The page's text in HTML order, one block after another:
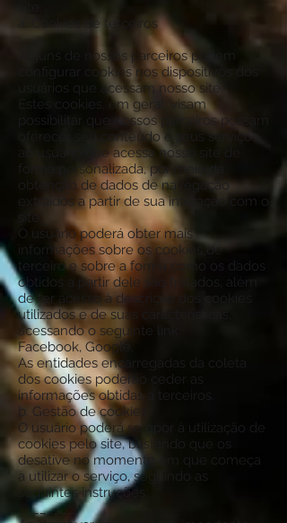
a. Cookies de terceiros
Alguns de nossos parceiros podem
configurar cookies nos dispositivos dos
usuários que acessam nosso site.
Estes cookies, em geral, visam
possibilitar que nossos parceiros possam
oferecer seu conteúdo e seus serviços
ao usuário que acessa nosso site de
forma personalizada, por meio da
obtenção de dados de navegação
extraídos a partir de sua interação com o
site.
O usuário poderá obter mais
informações sobre os cookies de
terceiro e sobre a forma como os dados
obtidos a partir dele são tratados, além
de ter acesso à descrição dos cookies
utilizados e de suas características,
acessando o seguinte link:
Facebook, Google,
As entidades encarregadas da coleta
dos cookies poderão ceder as
informações obtidas a terceiros.
b. Gestão de cookies
O usuário poderá se opor à utilização de
cookies pelo site, bastando que os
desative no momento em que começa
a utilizar o serviço, seguindo as
seguintes instruções:
________